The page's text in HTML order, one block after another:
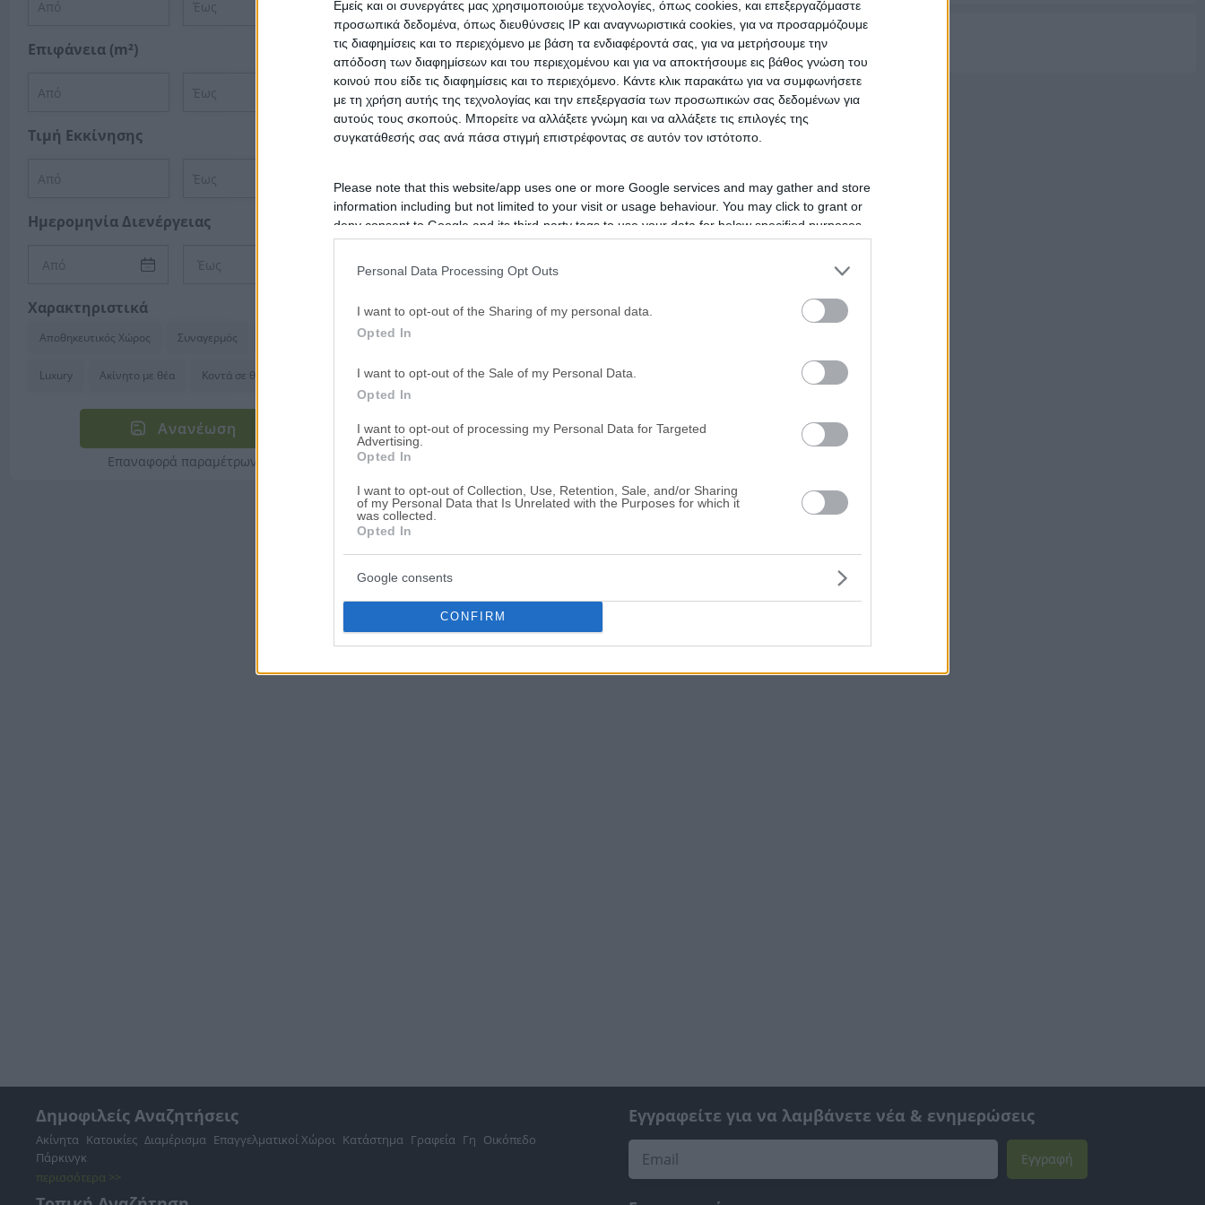
Εμείς και οι συνεργάτες μας χρησιμοποιούμε τεχνολογίες, όπως cookies, και επεξεργαζόμαστε
προσωπικά δεδομένα, όπως διευθύνσεις IP και αναγνωριστικά cookies, για να προσαρμόζουμε
τις διαφημίσεις και το περιεχόμενο με βάση τα ενδιαφέροντά σας, για να μετρήσουμε την
απόδοση των διαφημίσεων και του περιεχομένου και για να αποκτήσουμε εις βάθος γνώση του
κοινού που είδε τις διαφημίσεις και το περιεχόμενο. Κάντε κλικ παρακάτω για να συμφωνήσετε
με τη χρήση αυτής της τεχνολογίας και την επεξεργασία των προσωπικών σας δεδομένων για
αυτούς τους σκοπούς. Μπορείτε να αλλάξετε γνώμη και να αλλάξετε τις επιλογές της
συγκατάθεσής σας ανά πάσα στιγμή επιστρέφοντας σε αυτόν τον ιστότοπο.
Please note that this website/app uses one or more Google services and may gather and store
information including but not limited to your visit or usage behaviour. You may click to grant or
deny consent to Google and its third-party tags to use your data for below specified purposes
in below Google consent section.
Personal Data Processing Opt Outs
I want to opt-out of the Sharing of my personal data.
Opted In
I want to opt-out of the Sale of my Personal Data.
Opted In
I want to opt-out of processing my Personal Data for Targeted
Advertising.
Opted In
I want to opt-out of Collection, Use, Retention, Sale, and/or Sharing
of my Personal Data that Is Unrelated with the Purposes for which it
was collected.
Opted In
Google consents
CONFIRM
Επιφάνεια (m²)
Τιμή Εκκίνησης
Ημερομηνία Διενέργειας
Χαρακτηριστικά
Αποθηκευτικός Χώρος Συναγερμός
Luxury Ακίνητο με θέα Κοντά σε θάλασσα
Ανανέωση
Επαναφορά παραμέτρων
Σχετικές Αναζητήσεις
Πλειστηριασμοί Ακινήτων Ορεστιάδα Πλειστηριασμοί Επαγγελματικών Χώρων Ορεστιάδα
Δημοφιλείς Αναζητήσεις
Ακίνητα Κατοικίες Διαμέρισμα Επαγγελματικοί Χώροι Κατάστημα Γραφεία Γη Οικόπεδο
Πάρκινγκ
περισσότερα >>
Εγγραφείτε για να λαμβάνετε νέα & ενημερώσεις
Εγγραφή